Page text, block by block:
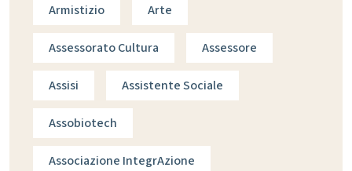
Armistizio Arte
Assessorato Cultura Assessore
Assisi Assistente Sociale
Assobiotech
Associazione IntegrAzione